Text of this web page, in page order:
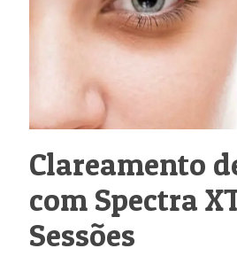
Clareamento
com Spectra
Sessões